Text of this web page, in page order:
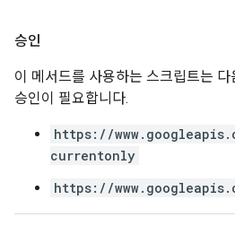
승인
이 메서드를 사용하는 스크립트는 다
승인이 필요합니다.
https://
currentonly
https://